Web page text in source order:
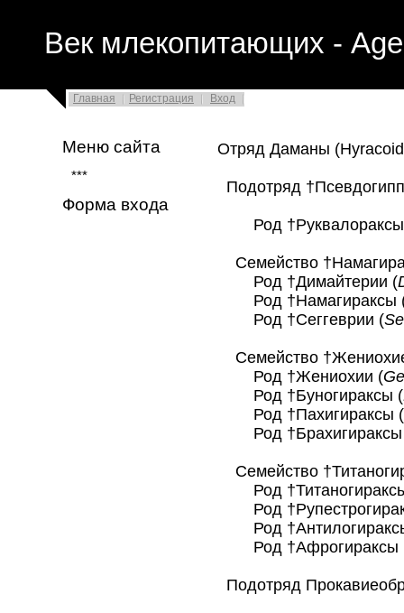
Век млекопитающих -
Главная Регистрация Вход
Меню сайта
***
Форма входа
Отряд Даманы
Подотряд
Род
Семейство
Род †Димайтерии (
Род †Намагираксы
Род †Сеггеврии (
Семейство
Род †Жениохии (
Род †Буногираксы (
Род †Пахигираксы (
Род †Брахигираксы
Семейство
Род
Род
Род
Род †Афрогираксы
Подотряд